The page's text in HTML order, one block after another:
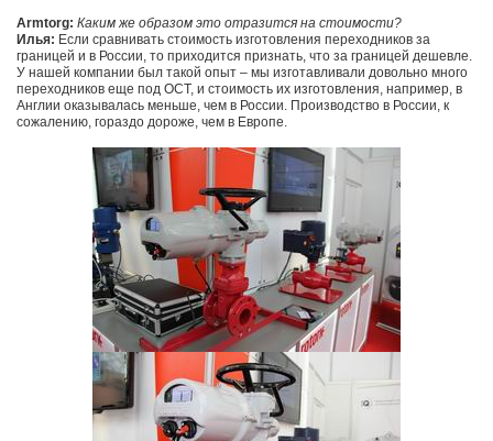
Armtorg: Каким же образом это отразится на стоимости?
Илья: Если сравнивать стоимость изготовления переходников за
границей и в России, то приходится признать, что за границей дешевле.
У нашей компании был такой опыт – мы изготавливали довольно много
переходников еще под ОСТ, и стоимость их изготовления, например, в
Англии оказывалась меньше, чем в России. Производство в России, к
сожалению, гораздо дороже, чем в Европе.